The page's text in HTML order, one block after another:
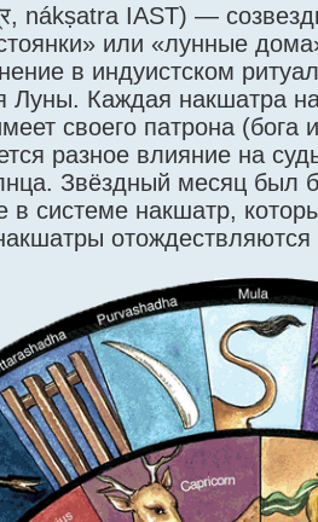
nákṣatra IAST) —
или «лунные
в индуистском
Луны. Каждая накшатра
своего патрона (бога
разное влияние на
Звёздный месяц был
системе накшатр,